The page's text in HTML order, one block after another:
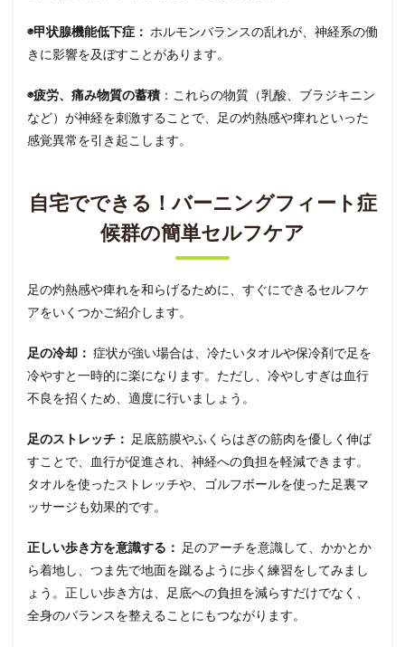
◉甲状腺機能低下症： ホルモンバランスの乱れが、神経系の働
きに影響を及ぼすことがあります。
◉疲労、痛み物質の蓄積 ：これらの物質（乳酸、ブラジキニン
など）が神経を刺激することで、足の灼熱感や痺れといった
感覚異常を引き起こします。
自宅でできる！バーニングフィート症
候群の簡単セルフケア
足の灼熱感や痺れを和らげるために、すぐにできるセルフケ
アをいくつかご紹介します。
足の冷却： 症状が強い場合は、冷たいタオルや保冷剤で足を
冷やすと一時的に楽になります。ただし、冷やしすぎは血行
不良を招くため、適度に行いましょう。
足のストレッチ： 足底筋膜やふくらはぎの筋肉を優しく伸ば
すことで、血行が促進され、神経への負担を軽減できます。
タオルを使ったストレッチや、ゴルフボールを使った足裏マ
ッサージも効果的です。
正しい歩き方を意識する： 足のアーチを意識して、かかとか
ら着地し、つま先で地面を蹴るように歩く練習をしてみまし
ょう。正しい歩き方は、足底への負担を減らすだけでなく、
全身のバランスを整えることにもつながります。